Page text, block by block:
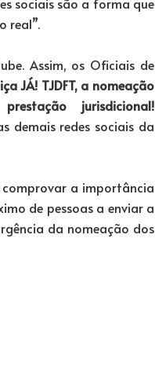
real”.
Assim, os Oficiais de
JÁ! TJDFT, a nomeação
jurisdicional!
demais redes sociais da
comprovar a importância
de pessoas a enviar a
da nomeação dos